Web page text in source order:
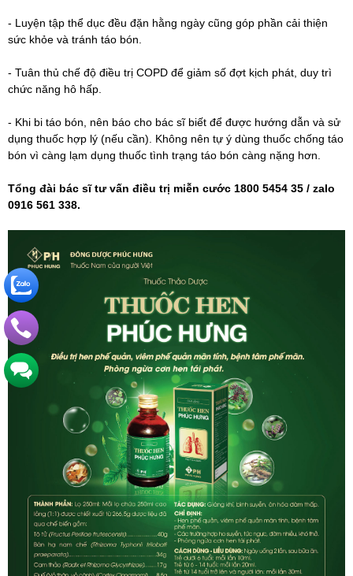
- Luyện tập thể dục đều đặn hằng ngày cũng góp phần cải thiện
sức khỏe và tránh táo bón.
- Tuân thủ chế độ điều trị COPD để giảm số đợt kịch phát, duy trì
chức năng hô hấp.
- Khi bi táo bón, nên báo cho bác sĩ biết để được hướng dẫn và sử
dụng thuốc hợp lý (nếu cần). Không nên tự ý dùng thuốc chống táo
bón vì càng lạm dụng thuốc tình trạng táo bón càng nặng hơn.
Tổng đài bác sĩ tư vấn điều trị miễn cước 1800 5454 35 / zalo
0916 561 338.